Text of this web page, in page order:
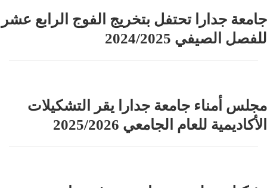
جامعة جدارا تحتفل بتخريج الفوج الرابع عشر
للفصل الصيفي 2024/2025
مجلس أمناء جامعة جدارا يقر التشكيلات
الأكاديمية للعام الجامعي 2025/2026